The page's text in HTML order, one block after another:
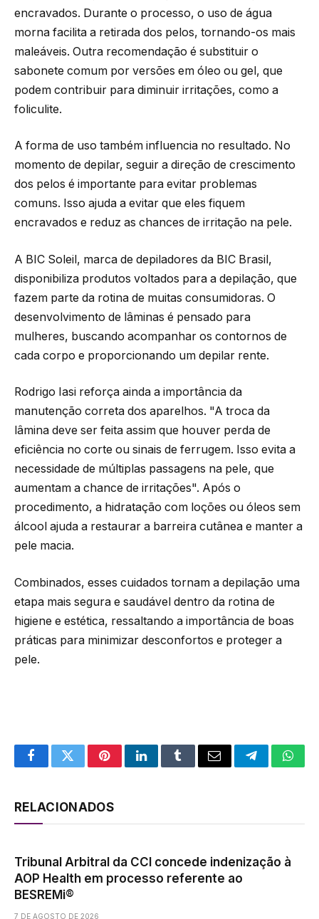
encravados. Durante o processo, o uso de água
morna facilita a retirada dos pelos, tornando-os mais
maleáveis. Outra recomendação é substituir o
sabonete comum por versões em óleo ou gel, que
podem contribuir para diminuir irritações, como a
foliculite.
A forma de uso também influencia no resultado. No
momento de depilar, seguir a direção de crescimento
dos pelos é importante para evitar problemas
comuns. Isso ajuda a evitar que eles fiquem
encravados e reduz as chances de irritação na pele.
A BIC Soleil, marca de depiladores da BIC Brasil,
disponibiliza produtos voltados para a depilação, que
fazem parte da rotina de muitas consumidoras. O
desenvolvimento de lâminas é pensado para
mulheres, buscando acompanhar os contornos de
cada corpo e proporcionando um depilar rente.
Rodrigo Iasi reforça ainda a importância da
manutenção correta dos aparelhos. "A troca da
lâmina deve ser feita assim que houver perda de
eficiência no corte ou sinais de ferrugem. Isso evita a
necessidade de múltiplas passagens na pele, que
aumentam a chance de irritações". Após o
procedimento, a hidratação com loções ou óleos sem
álcool ajuda a restaurar a barreira cutânea e manter a
pele macia.
Combinados, esses cuidados tornam a depilação uma
etapa mais segura e saudável dentro da rotina de
higiene e estética, ressaltando a importância de boas
práticas para minimizar desconfortos e proteger a
pele.
FacebookTwitterPinterestLinkedInTumblrEmail Telegram
RELACIONADOS
Tribunal Arbitral da CCI concede indenização à
AOP Health em processo referente ao
BESREMi®
7 DE AGOSTO DE 2026